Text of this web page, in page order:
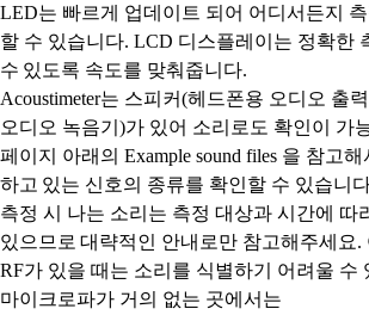
LED는 빠르게 업데이트 되어 어디서든지 측
할 수 있습니다. LCD 디스플레이는 정확한
수 있도록 속도를 맞춰줍니다.
Acoustimeter는 스피커(헤드폰용 오디오 출
오디오 녹음기)가 있어 소리로도 확인이 가
페이지 아래의 Example sound files 을 참고
하고 있는 신호의 종류를 확인할 수 있습니
측정 시 나는 소리는 측정 대상과 시간에 따
있으므로 대략적인 안내로만 참고해주세요.
RF가 있을 때는 소리를 식별하기 어려울 수
마이크로파가 거의 없는 곳에서는